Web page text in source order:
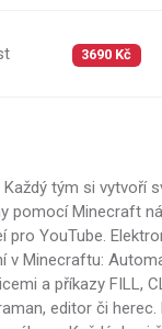
3690 Kč
tým si vytvoří
pomocí Minecraft
YouTube.
v Minecraftu:
a příkazy FILL,
editor či